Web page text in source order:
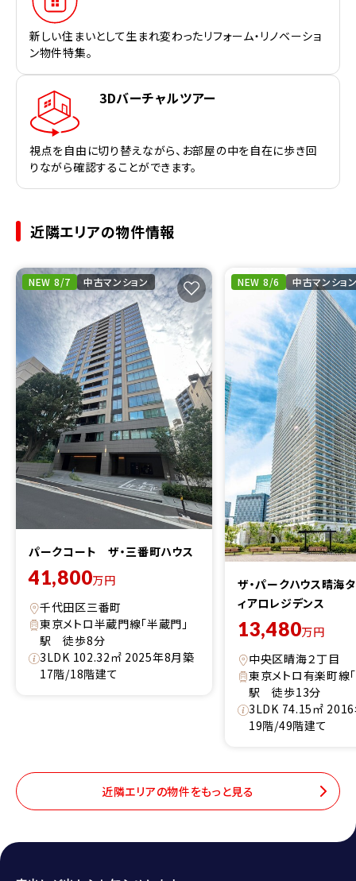
新しい住まいとして生まれ変わったリフォーム・リノベーショ
ン物件特集。
3Dバーチャルツアー
視点を自由に切り替えながら、お部屋の中を自在に歩き回
りながら確認することができます。
近隣エリアの物件情報
NEW 8/7 中古マンション
パークコート ザ・三番町ハウス
41,800万円
千代田区三番町
東京メトロ半蔵門線「半蔵門」
駅 徒歩8分
3LDK 102.32㎡ 2025年8月築
17階/18階建て
NEW 8/6 中古マンショ
ザ・パークハウス晴海
ィアロレジデンス
13,480万円
中央区晴海２丁目
東京メトロ有楽町線
駅 徒歩13分
3LDK 74.15㎡
19階/49階建て
近隣エリアの物件をもっと見る